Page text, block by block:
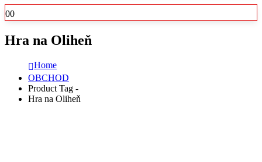
00
Hra na Oliheň
Home
OBCHOD
Product Tag -
Hra na Oliheň